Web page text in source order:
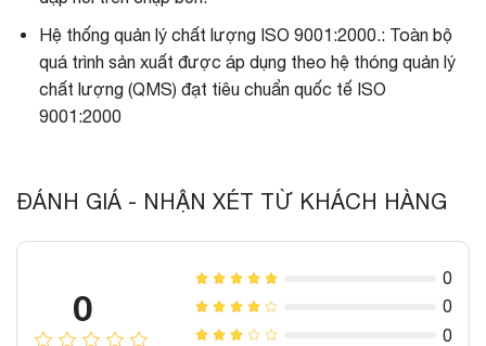
Hệ thống quản lý chất lượng ISO 9001:2000.: Toàn bộ
quá trình sản xuất được áp dụng theo hệ thóng quản lý
chất lượng (QMS) đạt tiêu chuẩn quốc tế ISO
9001:2000
ĐÁNH GIÁ - NHẬN XÉT TỪ KHÁCH HÀNG
0
0
0
0